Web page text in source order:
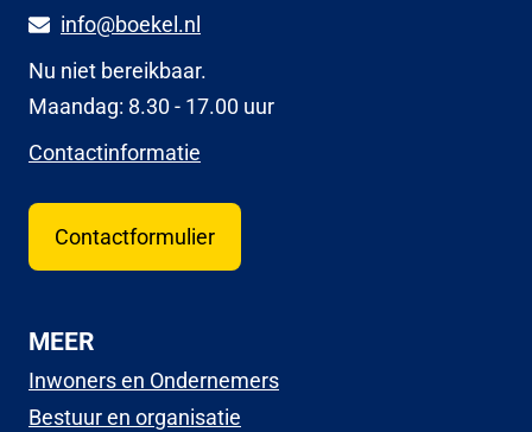
info@boekel.nl
Nu niet bereikbaar.
Maandag: 8.30 - 17.00 uur
Contactinformatie
Contactformulier
MEER
Inwoners en Ondernemers
Bestuur en organisatie